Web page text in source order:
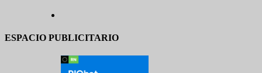
ESPACIO PUBLICITARIO